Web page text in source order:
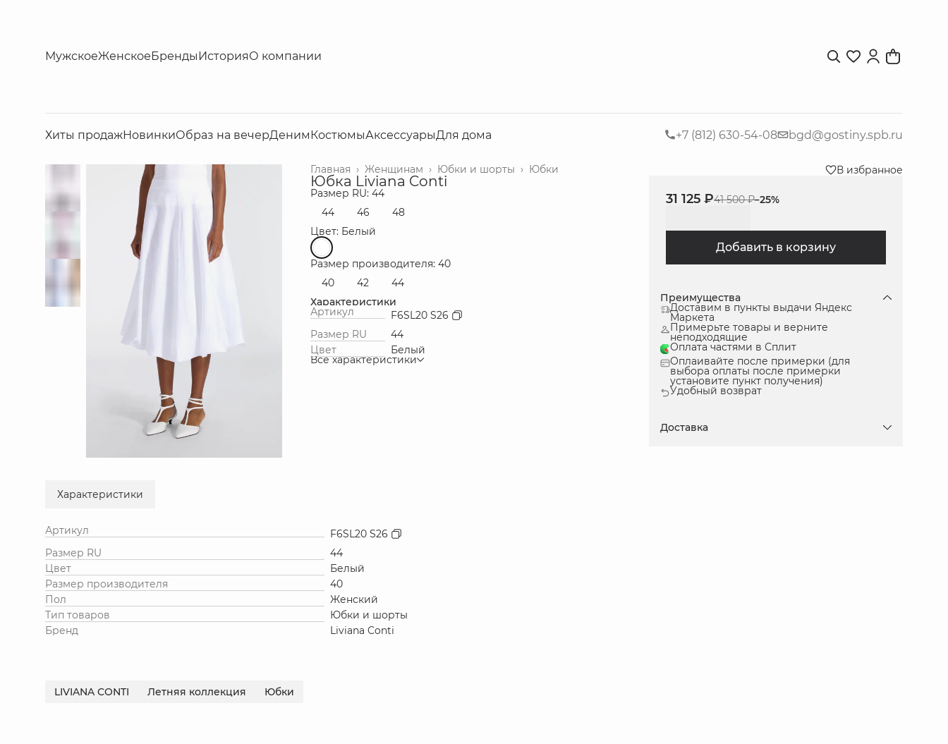
МужскоеЖенскоеБрендыИсторияО компании
Хиты продажНовинкиОбраз на вечерДенимКостюмыАксессуарыДля дома +7 (812) 630-54-08 bgd@gostiny.spb.ru
Юбки
Юбки и шорты ›
Женщинам ›
Главная ›
Юбка Liviana Conti
Размер RU: 44
44
46
48
Цвет: Белый
Размер производителя: 40
40
42
44
Характеристики
Артикул
F6SL20 S26
Размер RU
44
Цвет
Белый
Все характеристики
В избранное
31 125 ₽41 500 ₽−25%
Добавить в корзину
Преимущества
Доставим в пункты выдачи Яндекс
Маркета
Примерьте товары и верните
неподходящие
Оплата частями в Сплит
Оплаивайте после примерки (для
выбора оплаты после примерки
установите пункт получения)
Удобный возврат
Доставка
Характеристики
Артикул
F6SL20 S26
Размер RU
44
Цвет
Белый
Размер производителя
40
Пол
Женский
Тип товаров
Юбки и шорты
Бренд
Liviana Conti
LIVIANA CONTI Летняя коллекция Юбки